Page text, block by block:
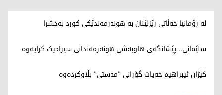
لە رۆمانیا خەڵاتی رێزلێنان بە هونەرمەندێکی کورد بەخشرا
سلێمانی.. پێشانگەی هاوبەشی هونەرمەندانی سیرامیک کرایەوە
کیژان ئیبراهیم خەیات گۆرانی "مەستی" بڵاوکردەوە